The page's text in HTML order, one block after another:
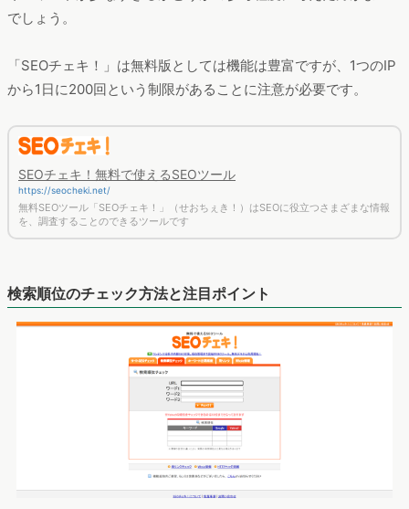
でしょう。
「SEOチェキ！」は無料版としては機能は豊富ですが、1つのIP
から1日に200回という制限があることに注意が必要です。
SEOチェキ！無料で使えるSEOツール
https://seocheki.net/
無料SEOツール「SEOチェキ！」（せおちぇき！）はSEOに役立つさまざまな情報
を、調査することのできるツールです
検索順位のチェック方法と注目ポイント